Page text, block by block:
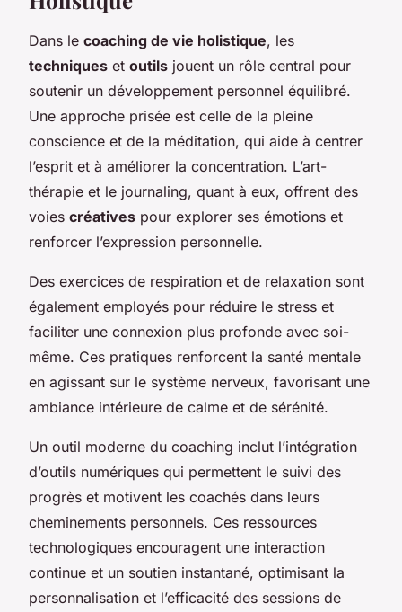
Dans le coaching de vie holistique, les
techniques et outils jouent un rôle central pour
soutenir un développement personnel équilibré.
Une approche prisée est celle de la pleine
conscience et de la méditation, qui aide à centrer
l’esprit et à améliorer la concentration. L’art-
thérapie et le journaling, quant à eux, offrent des
voies créatives pour explorer ses émotions et
renforcer l’expression personnelle.
Des exercices de respiration et de relaxation sont
également employés pour réduire le stress et
faciliter une connexion plus profonde avec soi-
même. Ces pratiques renforcent la santé mentale
en agissant sur le système nerveux, favorisant une
ambiance intérieure de calme et de sérénité.
Un outil moderne du coaching inclut l’intégration
d’outils numériques qui permettent le suivi des
progrès et motivent les coachés dans leurs
cheminements personnels. Ces ressources
technologiques encouragent une interaction
continue et un soutien instantané, optimisant la
personnalisation et l’efficacité des sessions de